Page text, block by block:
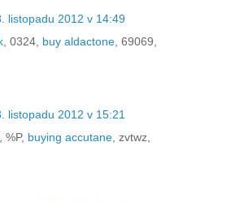
listopadu 2012 v 14:49
, 0324, buy aldactone , 69069,
listopadu 2012 v 15:21
, %P, buying accutane , zvtwz,